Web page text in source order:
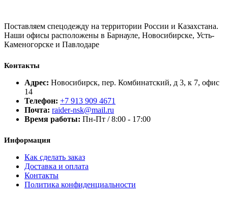
Поставляем спецодежду на территории России и Казахстана.
Наши офисы расположены в Барнауле, Новосибирске, Усть-
Каменогорске и Павлодаре
Контакты
Адрес: Новосибирск, пер. Комбинатский, д 3, к 7, офис
14
Телефон: +7 913 909 4671
Почта: raider-nsk@mail.ru
Время работы: Пн-Пт / 8:00 - 17:00
Информация
Как сделать заказ
Доставка и оплата
Контакты
Политика конфиденциальности